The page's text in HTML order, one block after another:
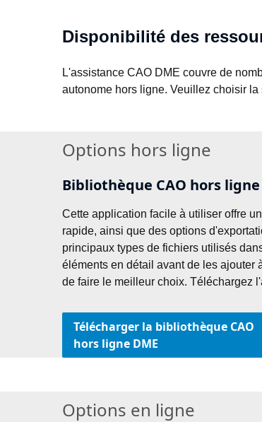
Disponibilité des
L'assistance CAO DME couvre de
autonome hors ligne. Veuillez choisir
Options hors ligne
Bibliothèque CAO hors ligne
Cette application facile à utiliser offre
rapide, ainsi que des options
principaux types de fichiers utilisés
éléments en détail avant de les ajouter
de faire le meilleur choix. Téléchargez
Télécharger la bibliothèque CAO
hors ligne DME
Options en ligne